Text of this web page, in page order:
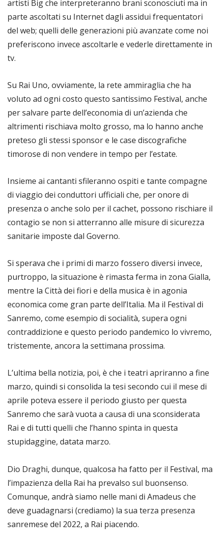
artisti Big che interpreteranno brani sconosciuti ma in
parte ascoltati su Internet dagli assidui frequentatori
del web; quelli delle generazioni più avanzate come noi
preferiscono invece ascoltarle e vederle direttamente in
tv.
Su Rai Uno, ovviamente, la rete ammiraglia che ha
voluto ad ogni costo questo santissimo Festival, anche
per salvare parte dell’economia di un’azienda che
altrimenti rischiava molto grosso, ma lo hanno anche
preteso gli stessi sponsor e le case discografiche
timorose di non vendere in tempo per l’estate.
Insieme ai cantanti sfileranno ospiti e tante compagne
di viaggio dei conduttori ufficiali che, per onore di
presenza o anche solo per il cachet, possono rischiare il
contagio se non si atterranno alle misure di sicurezza
sanitarie imposte dal Governo.
Si sperava che i primi di marzo fossero diversi invece,
purtroppo, la situazione è rimasta ferma in zona Gialla,
mentre la Città dei fiori e della musica è in agonia
economica come gran parte dell’Italia. Ma il Festival di
Sanremo, come esempio di socialità, supera ogni
contraddizione e questo periodo pandemico lo vivremo,
tristemente, ancora la settimana prossima.
L’ultima bella notizia, poi, è che i teatri apriranno a fine
marzo, quindi si consolida la tesi secondo cui il mese di
aprile poteva essere il periodo giusto per questa
Sanremo che sarà vuota a causa di una sconsiderata
Rai e di tutti quelli che l’hanno spinta in questa
stupidaggine, datata marzo.
Dio Draghi, dunque, qualcosa ha fatto per il Festival, ma
l’impazienza della Rai ha prevalso sul buonsenso.
Comunque, andrà siamo nelle mani di Amadeus che
deve guadagnarsi (crediamo) la sua terza presenza
sanremese del 2022, a Rai piacendo.